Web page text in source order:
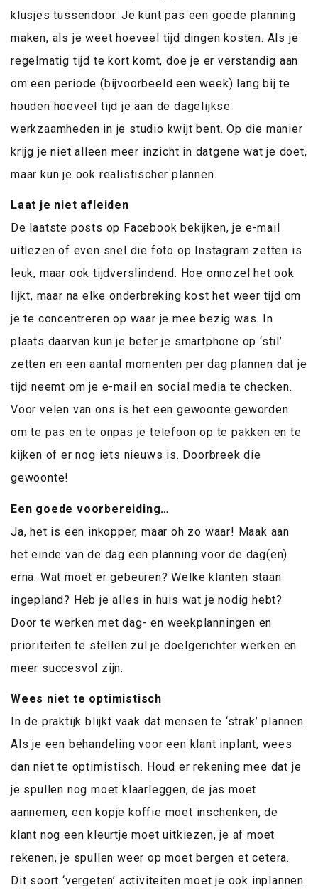
klusjes tussendoor. Je kunt pas een goede planning
maken, als je weet hoeveel tijd dingen kosten. Als je
regelmatig tijd te kort komt, doe je er verstandig aan
om een periode (bijvoorbeeld een week) lang bij te
houden hoeveel tijd je aan de dagelijkse
werkzaamheden in je studio kwijt bent. Op die manier
krijg je niet alleen meer inzicht in datgene wat je doet,
maar kun je ook realistischer plannen.
Laat je niet afleiden
De laatste posts op Facebook bekijken, je e-mail
uitlezen of even snel die foto op Instagram zetten is
leuk, maar ook tijdverslindend. Hoe onnozel het ook
lijkt, maar na elke onderbreking kost het weer tijd om
je te concentreren op waar je mee bezig was. In
plaats daarvan kun je beter je smartphone op ‘stil’
zetten en een aantal momenten per dag plannen dat je
tijd neemt om je e-mail en social media te checken.
Voor velen van ons is het een gewoonte geworden
om te pas en te onpas je telefoon op te pakken en te
kijken of er nog iets nieuws is. Doorbreek die
gewoonte!
Een goede voorbereiding…
Ja, het is een inkopper, maar oh zo waar! Maak aan
het einde van de dag een planning voor de dag(en)
erna. Wat moet er gebeuren? Welke klanten staan
ingepland? Heb je alles in huis wat je nodig hebt?
Door te werken met dag- en weekplanningen en
prioriteiten te stellen zul je doelgerichter werken en
meer succesvol zijn.
Wees niet te optimistisch
In de praktijk blijkt vaak dat mensen te ‘strak’ plannen.
Als je een behandeling voor een klant inplant, wees
dan niet te optimistisch. Houd er rekening mee dat je
je spullen nog moet klaarleggen, de jas moet
aannemen, een kopje koffie moet inschenken, de
klant nog een kleurtje moet uitkiezen, je af moet
rekenen, je spullen weer op moet bergen et cetera.
Dit soort ‘vergeten’ activiteiten moet je ook inplannen.